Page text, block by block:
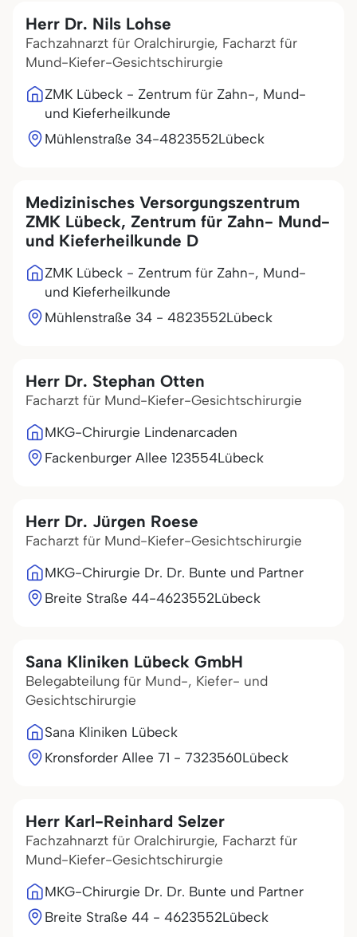
Herr Dr. Nils Lohse
Fachzahnarzt für Oralchirurgie, Facharzt für
Mund-Kiefer-Gesichtschirurgie
ZMK Lübeck - Zentrum für Zahn-, Mund-
und Kieferheilkunde
Mühlenstraße 34-4823552Lübeck
Medizinisches Versorgungszentrum
ZMK Lübeck, Zentrum für Zahn- Mund-
und Kieferheilkunde D
ZMK Lübeck - Zentrum für Zahn-, Mund-
und Kieferheilkunde
Mühlenstraße 34 - 4823552Lübeck
Herr Dr. Stephan Otten
Facharzt für Mund-Kiefer-Gesichtschirurgie
MKG-Chirurgie Lindenarcaden
Fackenburger Allee 123554Lübeck
Herr Dr. Jürgen Roese
Facharzt für Mund-Kiefer-Gesichtschirurgie
MKG-Chirurgie Dr. Dr. Bunte und Partner
Breite Straße 44-4623552Lübeck
Sana Kliniken Lübeck GmbH
Belegabteilung für Mund-, Kiefer- und
Gesichtschirurgie
Sana Kliniken Lübeck
Kronsforder Allee 71 - 7323560Lübeck
Herr Karl-Reinhard Selzer
Fachzahnarzt für Oralchirurgie, Facharzt für
Mund-Kiefer-Gesichtschirurgie
MKG-Chirurgie Dr. Dr. Bunte und Partner
Breite Straße 44 - 4623552Lübeck